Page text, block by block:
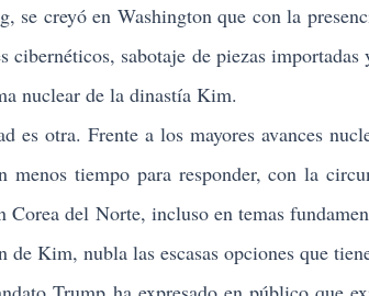
se creyó en Washington que con la
cibernéticos, sabotaje de piezas
nuclear de la dinastía Kim.
otra. Frente a los mayores avances
menos tiempo para responder, con la
del Norte, incluso en temas
de Kim, nubla las escasas opciones que